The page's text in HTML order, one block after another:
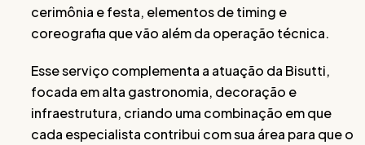
cerimônia e festa, elementos de timing e
coreografia que vão além da operação técnica.
Esse serviço complementa a atuação da Bisutti,
focada em alta gastronomia, decoração e
infraestrutura, criando uma combinação em que
cada especialista contribui com sua área para que o